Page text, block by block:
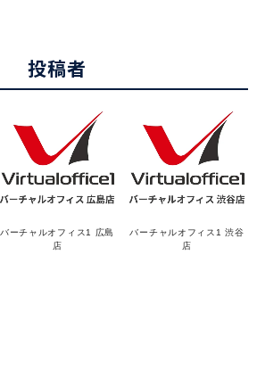
投稿者
バーチャルオフィス1 広島
店
バーチャルオフィス1 渋谷
店